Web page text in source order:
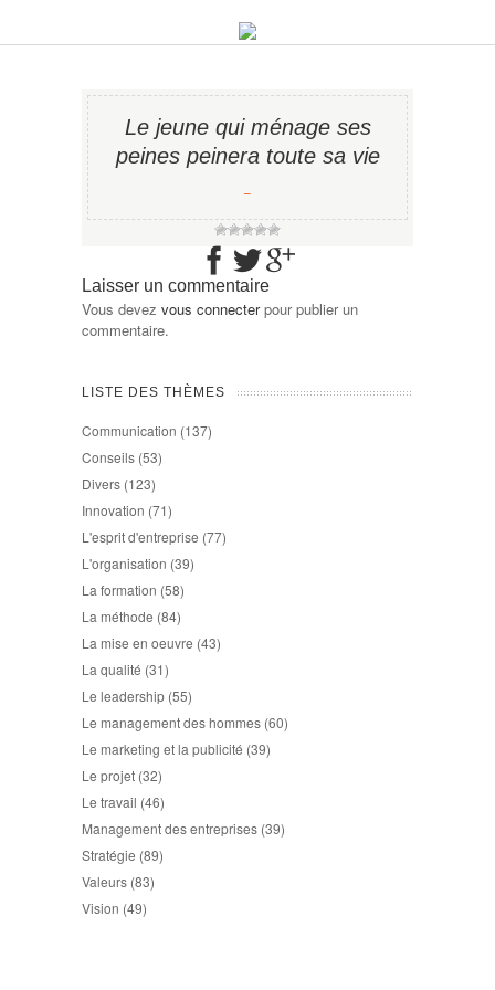
Le jeune qui ménage ses
peines peinera toute sa vie
−
Laisser un commentaire
Vous devez vous connecterpour publier un
commentaire.
LISTE DES THÈMES
Communication (137)
Conseils (53)
Divers (123)
Innovation (71)
L'esprit d'entreprise (77)
L'organisation (39)
La formation (58)
La méthode (84)
La mise en oeuvre (43)
La qualité (31)
Le leadership (55)
Le management des hommes (60)
Le marketing et la publicité (39)
Le projet (32)
Le travail (46)
Management des entreprises (39)
Stratégie (89)
Valeurs (83)
Vision (49)